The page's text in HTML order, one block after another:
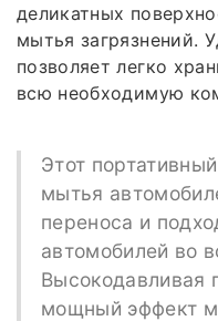
деликатных
мытья загрязнений.
позволяет легко
всю необходимую
Этот
мытья
переноса и
автомобилей во
Высокодавливая
мощный эффект